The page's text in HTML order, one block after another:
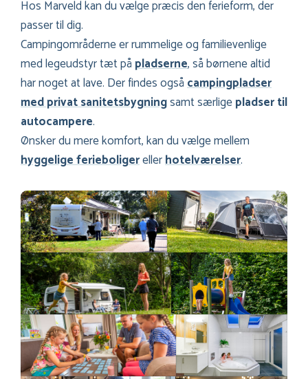
Hos Marveld kan du vælge præcis den ferieform, der
passer til dig.
Campingområderne er rummelige og familievenlige
med legeudstyr tæt på pladserne, så børnene altid
har noget at lave. Der findes ogsåcampingpladser
med privat sanitetsbygningsamt særligepladser til
autocampere.
Ønsker du mere komfort, kan du vælge mellem
hyggelige ferieboligerellerhotelværelser.